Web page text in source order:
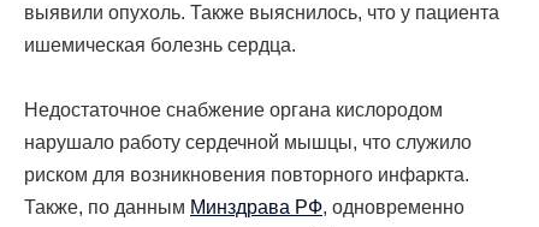
выявили опухоль. Также выяснилось, что у пациента
ишемическая болезнь сердца.
Недостаточное снабжение органа кислородом
нарушало работу сердечной мышцы, что служило
риском для возникновения повторного инфаркта.
Также, по данным Минздрава РФ, одновременно